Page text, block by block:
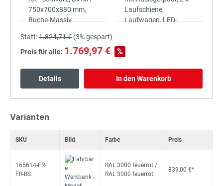
Statt:1.824,71 € (3%gespart)
Preis für alle: 1.769,97 € %
Details In den Warenkorb
Varianten
SKU Bild Farbe Preis
165614-FR-
FR-BS
RAL 3000 feuerrot /
RAL 3000 feuerrot
839,00 €*